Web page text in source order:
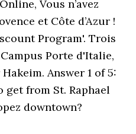
Vous n’avez
et Côte d’Azur !
Program'. Trois
Porte d'Italie,
Answer 1 of 5:
get from St. Raphael
downtown?